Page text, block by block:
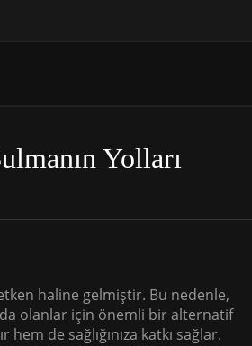
Yolları
haline gelmiştir. Bu nedenle,
olanlar için önemli bir alternatif
de sağlığınıza katkı sağlar.